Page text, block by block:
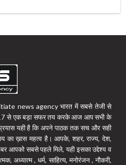
news agency भारत में सबसे तेजी से
से एक बड़ा सफर तय करके आज आप सभी के
यही है कि अपने पाठक तक सच और सही
का ख़ास महत्व है। आपके, शहर, राज्य, देश,
आपको सबसे पहले मिले, यही इसका उद्देश्य व
अध्यात्म , धर्म, साहित्य, मनोरंजन , नौकरी,